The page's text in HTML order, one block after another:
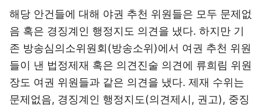
해당 안건들에 대해 야권 추천 위원들은 모두 문제없
음 혹은 경징계인 행정지도 의견을 냈다. 하지만 기
존 방송심의소위원회(방송소위)에서 여권 추천 위원
들이 낸 법정제재 혹은 의견진술 의견에 류희림 위원
장도 여권 위원들과 같은 의견을 냈다. 제재 수위는
문제없음, 경징계인 행정지도(의견제시, 권고), 중징